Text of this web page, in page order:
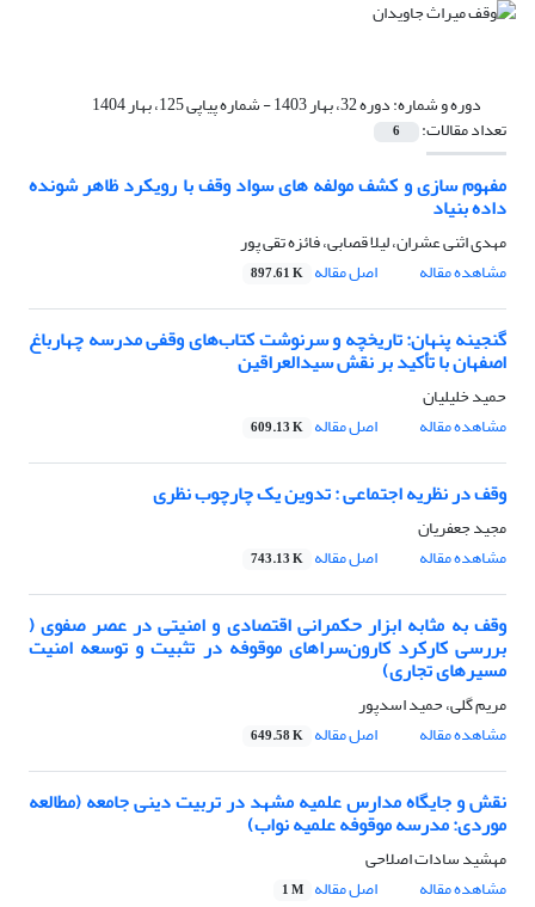
دوره و شماره:دوره 32، بهار 1403 - شماره پیاپی 125، بهار 1404
تعداد مقالات: 6
مفهوم سازی و کشف مولفه های سواد وقف با رویکرد ظاهر شونده
داده بنیاد
مهدی اثنی عشران، لیلا قصابی، فائزه تقی پور
مشاهده مقاله
اصل مقاله 897.61 K
گنجینه پنهان: تاریخچه و سرنوشت کتاب‌های وقفی مدرسه چهارباغ
اصفهان با تأکید بر نقش سیدالعراقین
حمید خلیلیان
مشاهده مقاله
اصل مقاله 609.13 K
وقف در نظریه اجتماعی : تدوین یک چارچوب نظری
مجید جعفریان
مشاهده مقاله
اصل مقاله 743.13 K
وقف به مثابه ابزار حکمرانی اقتصادی و امنیتی در عصر صفوی (
بررسی کارکرد کارون‌سراهای موقوفه در تثبیت و توسعه امنیت
مسیرهای تجاری)
مریم گلی، حمید اسدپور
مشاهده مقاله
اصل مقاله 649.58 K
نقش و جایگاه مدارس علمیه مشهد در تربیت دینی جامعه (مطالعه
موردی: مدرسه موقوفه علمیه نواب)
مهشید سادات اصلاحی
مشاهده مقاله
اصل مقاله 1 M